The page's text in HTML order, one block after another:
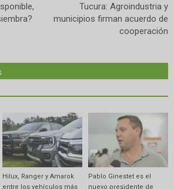
Tucura: Agroindustria y
municipios firman acuerdo de
cooperación
Hilux, Ranger y Amarok
entre los vehículos más
Pablo Ginestet es el
nuevo presidente de